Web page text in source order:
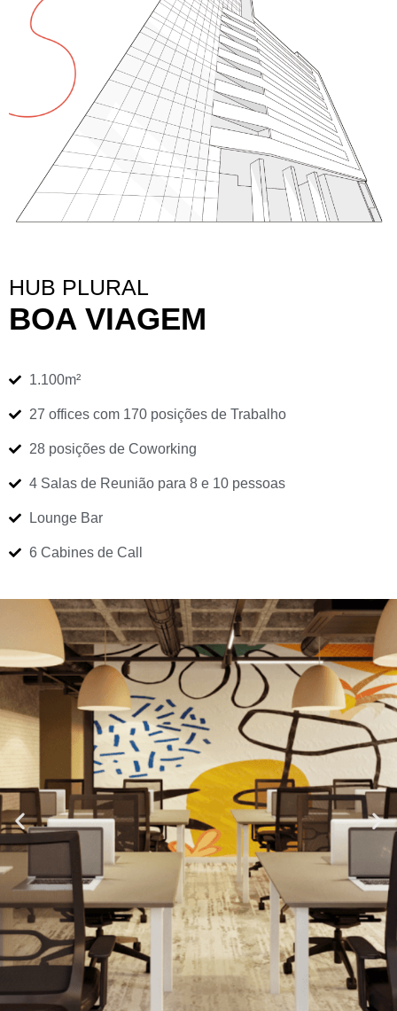
HUB PLURAL
BOA VIAGEM
1.100m²
27 offices com 170 posições de Trabalho
28 posições de Coworking
4 Salas de Reunião para 8 e 10 pessoas
Lounge Bar
6 Cabines de Call